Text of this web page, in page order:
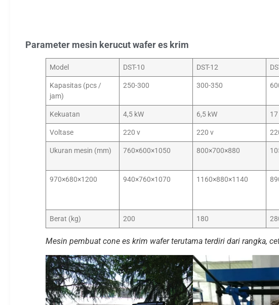
Parameter mesin kerucut wafer es krim
Model DST-10 DST-12
Kapasitas (pcs /
jam)
250-300 300-350
Kekuatan 4,5 kW 6,5 kW
Voltase 220 v 220 v
Ukuran mesin (mm) 760×600×1050 800×700×880
970×680×1200 940×760×1070 1160×880×1140
Berat (kg) 200 180
Mesin pembuat cone es krim wafer terutama terdiri dari rangka,